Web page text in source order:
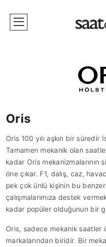
Oris
Oris 100 yılı aşkın bir
Tamamen mekanik olan
kadar Oris mekanizmalarının
öne çıkar. F1, dalış, caz,
pek çok ünlü kişinin bu
çalışmalarımıza destek
kadar popüler olduğunun bir
Oris, sadece mekanik saatler
markalarından biridir. Bir